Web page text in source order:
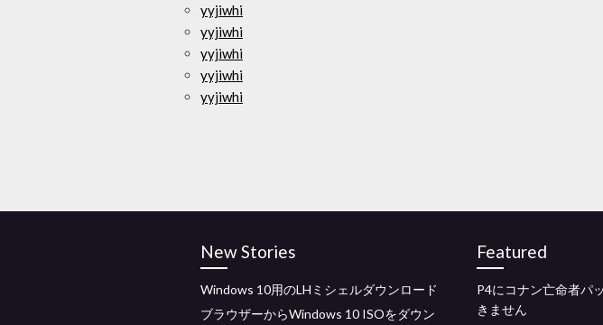
yyjiwhi
yyjiwhi
yyjiwhi
yyjiwhi
yyjiwhi
New Stories
Windows 10用のLHミシェルダウンロード
ブラウザーからWindows 10 ISOをダウン
Featured
P4にコナン亡命者パ
きません